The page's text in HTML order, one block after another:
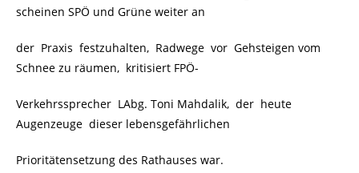
scheinen SPÖ und Grüne weiter an
der Praxis festzuhalten, Radwege vor Gehsteigen vom
Schnee zu räumen, kritisiert FPÖ-
Verkehrssprecher LAbg. Toni Mahdalik, der heute
Augenzeuge dieser lebensgefährlichen
Prioritätensetzung des Rathauses war.